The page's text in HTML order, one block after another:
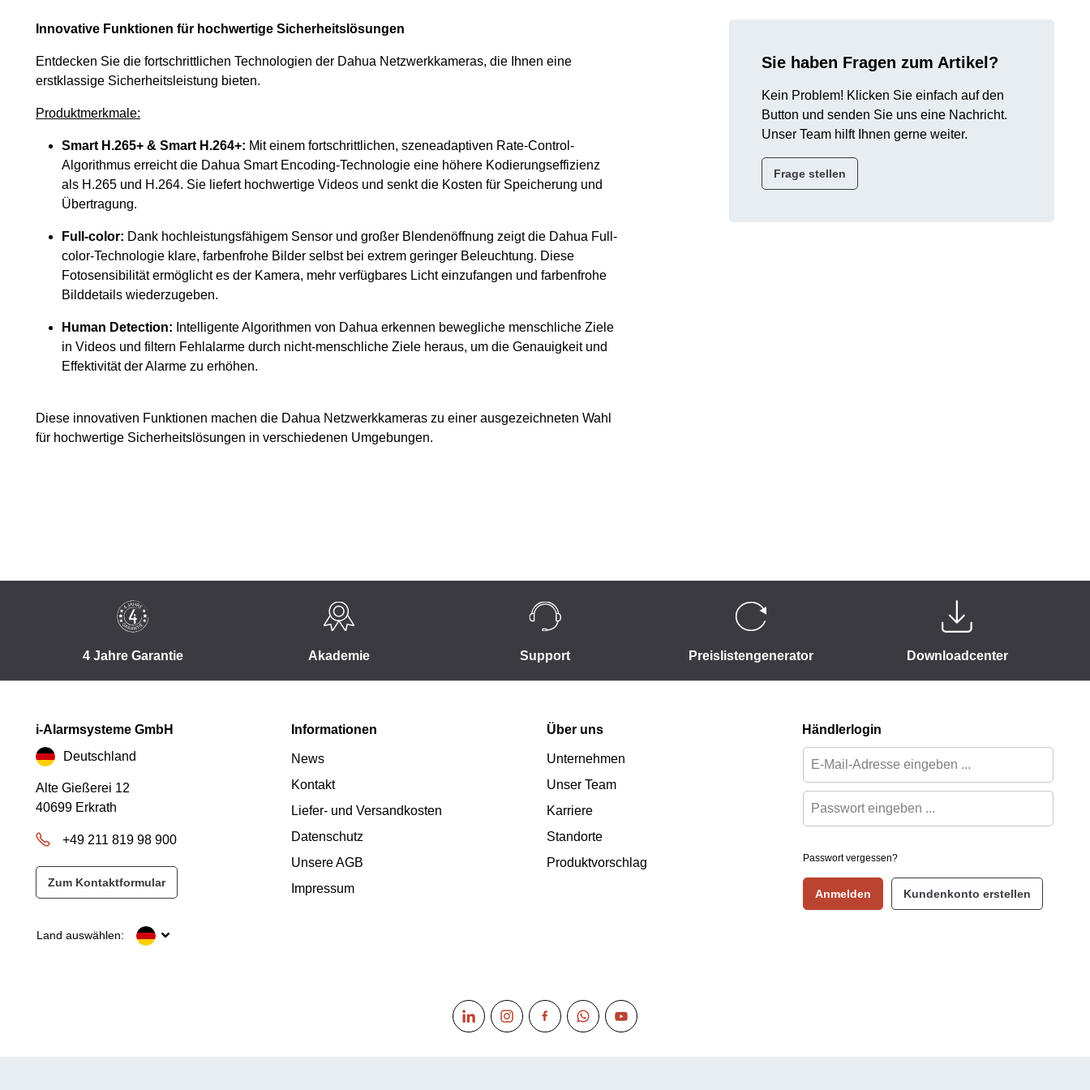
Innovative Funktionen für hochwertige Sicherheitslösungen
Entdecken Sie die fortschrittlichen Technologien der Dahua Netzwerkkameras, die Ihnen eine
erstklassige Sicherheitsleistung bieten.
Produktmerkmale:
Smart H.265+ & Smart H.264+: Mit einem fortschrittlichen, szeneadaptiven Rate-Control-
Algorithmus erreicht die Dahua Smart Encoding-Technologie eine höhere Kodierungseffizienz
als H.265 und H.264. Sie liefert hochwertige Videos und senkt die Kosten für Speicherung und
Übertragung.
Full-color: Dank hochleistungsfähigem Sensor und großer Blendenöffnung zeigt die Dahua Full-
color-Technologie klare, farbenfrohe Bilder selbst bei extrem geringer Beleuchtung. Diese
Fotosensibilität ermöglicht es der Kamera, mehr verfügbares Licht einzufangen und farbenfrohe
Bilddetails wiederzugeben.
Human Detection: Intelligente Algorithmen von Dahua erkennen bewegliche menschliche Ziele
in Videos und filtern Fehlalarme durch nicht-menschliche Ziele heraus, um die Genauigkeit und
Effektivität der Alarme zu erhöhen.
Diese innovativen Funktionen machen die Dahua Netzwerkkameras zu einer ausgezeichneten Wahl
für hochwertige Sicherheitslösungen in verschiedenen Umgebungen.
Sie haben Fragen zum Artikel?
Kein Problem! Klicken Sie einfach auf den
Button und senden Sie uns eine Nachricht.
Unser Team hilft Ihnen gerne weiter.
Frage stellen
4 Jahre Garantie Akademie Support Preislistengenerator Downloadcenter
i-Alarmsysteme GmbH
Deutschland
Alte Gießerei 12
40699 Erkrath
+49 211 819 98 900
Zum Kontaktformular
Land auswählen:
Informationen
News
Kontakt
Liefer- und Versandkosten
Datenschutz
Unsere AGB
Impressum
Über uns
Unternehmen
Unser Team
Karriere
Standorte
Produktvorschlag
Händlerlogin
Passwort vergessen?
Anmelden Kundenkonto erstellen